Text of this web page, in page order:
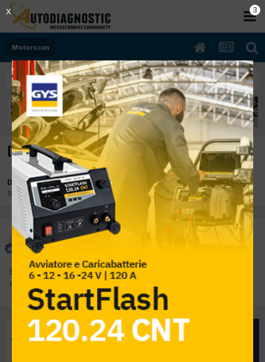
Motorscan
[Motorscan] Come va l'Azienda?
Da piter
18 Aprile 2012inMotorscan
piter
Inviato
Si sentono voci che la motorscan stia sparendo ,ne sapete
qualcosa?
2
X